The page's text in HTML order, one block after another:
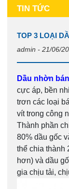
TIN TỨC
TOP 3 LOẠI
admin - 21/06/
Dầu nhờn
cực áp, bền
trơn các loại
vít trong công
Thành phần
80% dầu gốc
thể chia thành
hơn) và dầu
gia chịu tải,